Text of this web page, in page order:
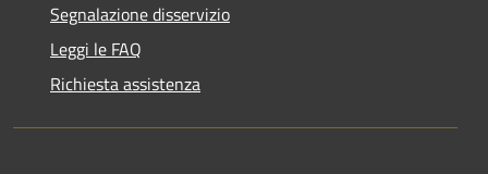
Segnalazione disservizio
Leggi le FAQ
Richiesta assistenza